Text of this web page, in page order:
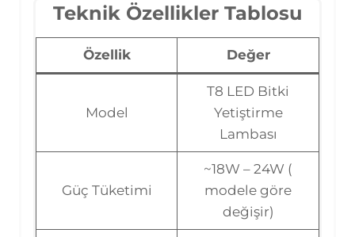
Teknik Özellikler Tablosu
Özellik Değer
Model
T8 LED Bitki
Yetiştirme
Lambası
Güç Tüketimi
~18W – 24W (
modele göre
değişir)